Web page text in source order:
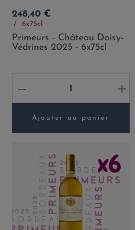
Prix
248,40 €
6x75cl
Primeurs - Château Doisy-
Védrines 2025 - 6x75cl
- +
Ajouter au panier